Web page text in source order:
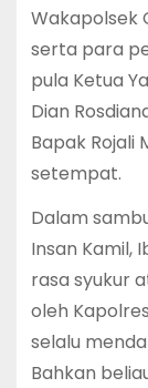
Wakapolsek
serta para
pula Ketua
Dian
Bapak
setempat.
Dalam
Insan Kamil,
rasa syukur
oleh
selalu
Bahkan